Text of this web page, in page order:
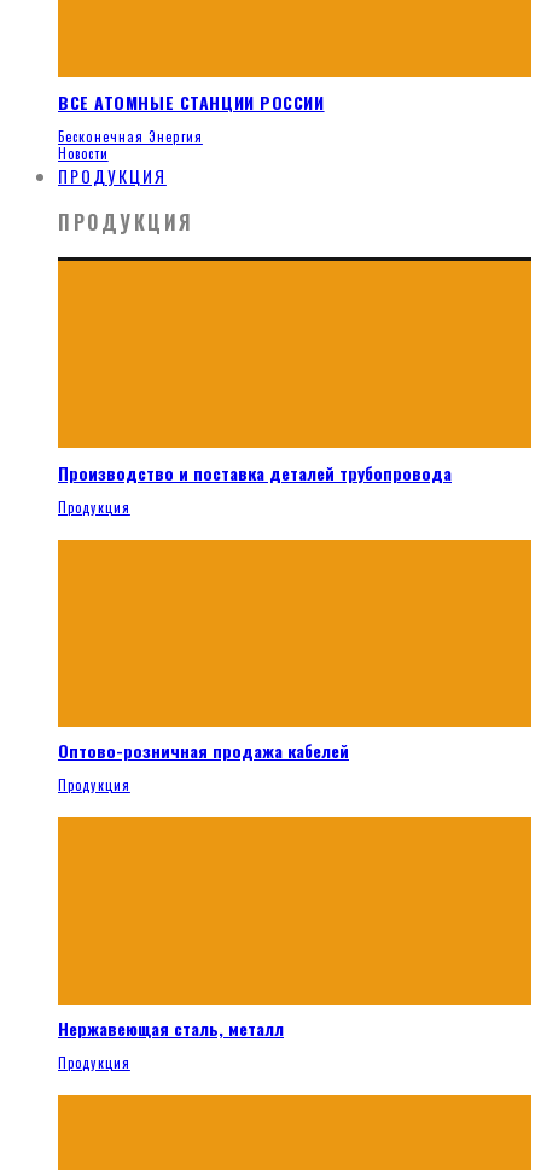
ВСЕ АТОМНЫЕ СТАНЦИИ РОССИИ
Бесконечная Энергия
Новости
ПРОДУКЦИЯ
ПРОДУКЦИЯ
Производство и поставка деталей трубопровода
Продукция
Оптово-розничная продажа кабелей
Продукция
Нержавеющая сталь, металл
Продукция